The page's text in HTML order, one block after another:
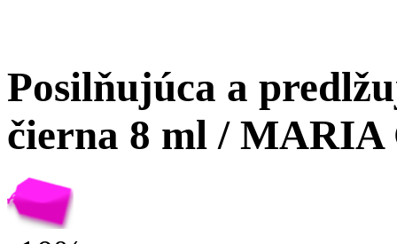
Posilňujúca a
čierna 8 ml /